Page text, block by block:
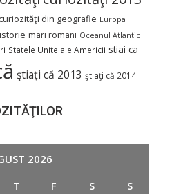
curiozităţi din geografie Europa
istorie mari romani Oceanul Atlantic
Statele Unite ale Americii stiai ca
ştiaţi că 2013 ştiaţi că 2014
2026
T F S
S